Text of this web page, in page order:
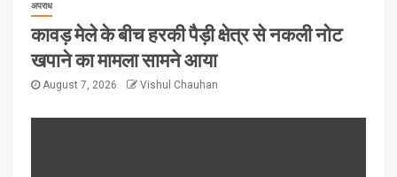
अपराध
कावड़ मेले के बीच हरकी पैड़ी क्षेत्र से नकली नोट
खपाने का मामला सामने आया
August 7, 2026 Vishul Chauhan